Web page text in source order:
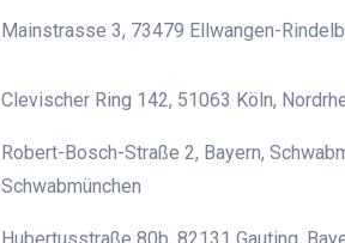
Mainstrasse 3, 73479 Ellwangen-
Clevischer Ring 142, 51063 Köln,
Robert-Bosch-Straße 2, Bayern,
Schwabmünchen
Hubertusstraße 80b, 82131 Gauting,